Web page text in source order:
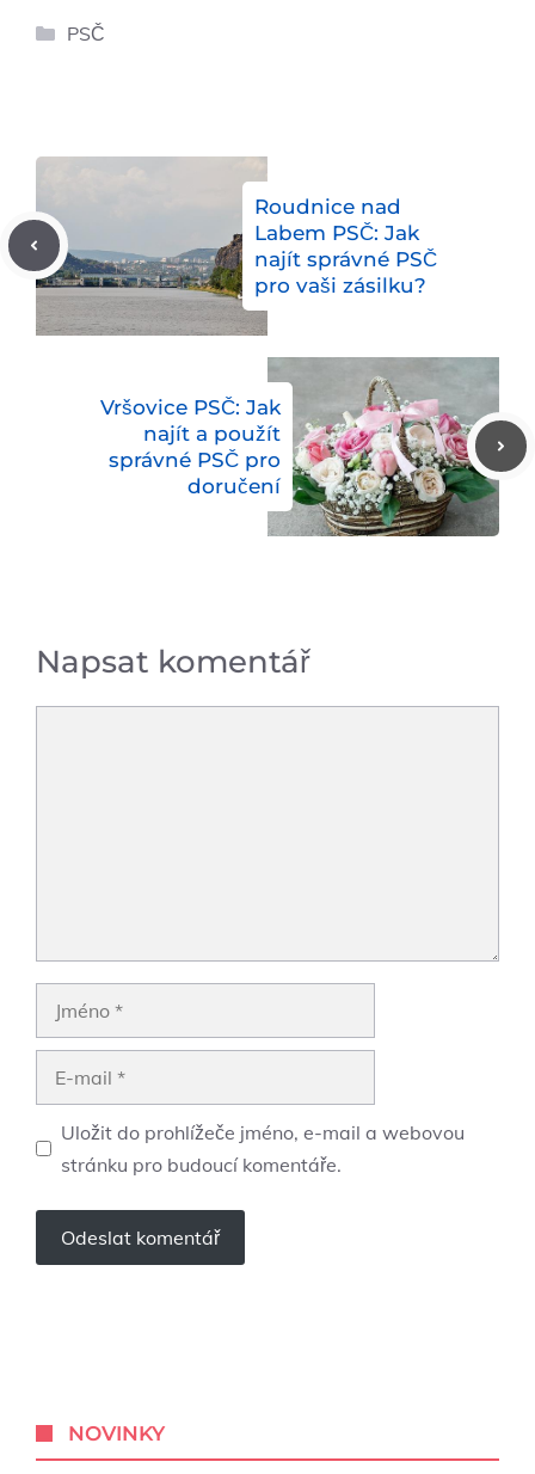
Rubriky
PSČ
Roudnice nad
Labem PSČ: Jak
najít správné PSČ
pro vaši zásilku?
Vršovice PSČ: Jak
najít a použít
správné PSČ pro
doručení
Napsat komentář
Uložit do prohlížeče jméno, e-mail a webovou
stránku pro budoucí komentáře.
NOVINKY